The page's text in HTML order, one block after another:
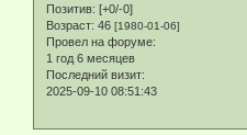
Позитив: [+0/-0]
Возраст: 46 [1980-01-06]
Провел на форуме:
1 год 6 месяцев
Последний визит:
2025-09-10 08:51:43